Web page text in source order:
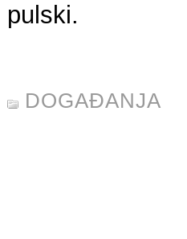
pulski.
DOGAĐANJA